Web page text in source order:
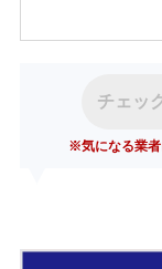
チェッ
※気になる業者